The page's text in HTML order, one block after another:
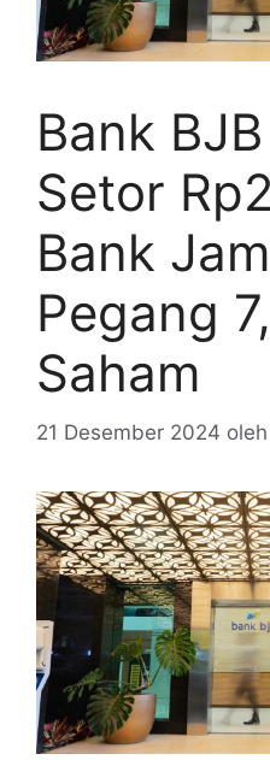
Bank
Setor
Bank
Pegang
Saham
21 Desember 2024 oleh